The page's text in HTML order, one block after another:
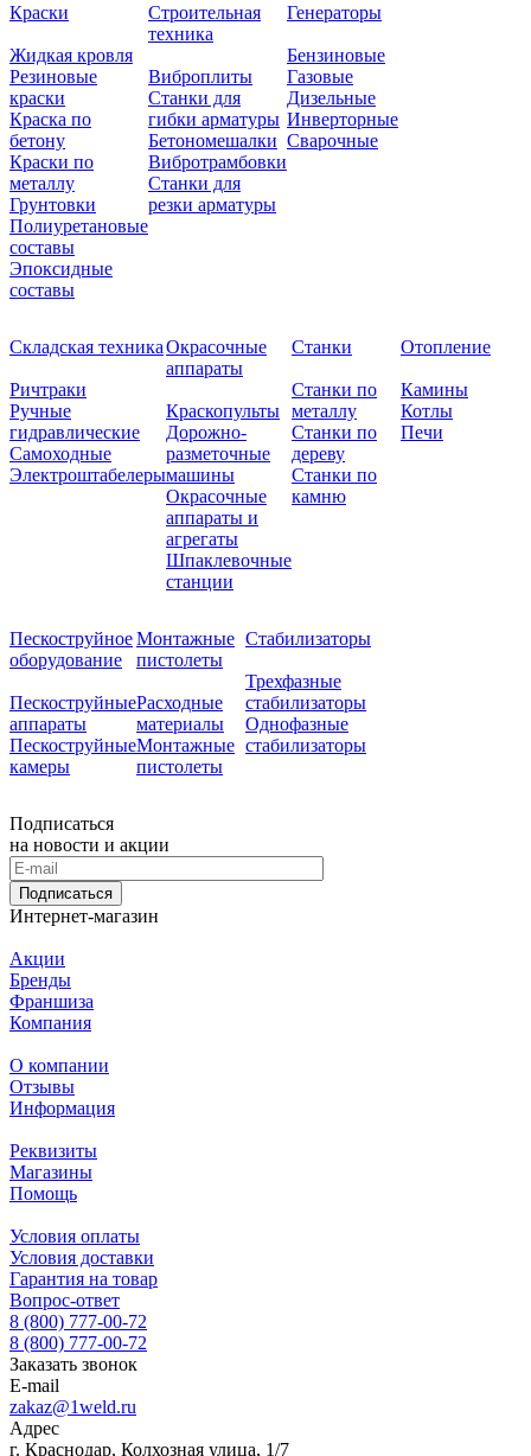
Краски
Жидкая кровля
Резиновые
краски
Краска по
бетону
Краски по
металлу
Грунтовки
Полиуретановые
составы
Эпоксидные
составы
Строительная
техника
Виброплиты
Станки для
гибки арматуры
Бетономешалки
Вибротрамбовки
Станки для
резки арматуры
Генераторы
Бензиновые
Газовые
Дизельные
Инверторные
Сварочные
Складская техника
Ричтраки
Ручные
гидравлические
Самоходные
Электроштабелеры
Окрасочные
аппараты
Краскопульты
Дорожно-
разметочные
машины
Окрасочные
аппараты и
агрегаты
Шпаклевочные
станции
Станки
Станки по
металлу
Станки по
дереву
Станки по
камню
Отопление
Камины
Котлы
Печи
Пескоструйное
оборудование
Пескоструйные
аппараты
Пескоструйные
камеры
Монтажные
пистолеты
Расходные
материалы
Монтажные
пистолеты
Стабилизаторы
Трехфазные
стабилизаторы
Однофазные
стабилизаторы
Подписаться
на новости и акции
Подписаться
Интернет-магазин
Акции
Бренды
Франшиза
Компания
О компании
Отзывы
Информация
Реквизиты
Магазины
Помощь
Условия оплаты
Условия доставки
Гарантия на товар
Вопрос-ответ
8 (800) 777-00-72
8 (800) 777-00-72
Заказать звонок
E-mail
zakaz@1weld.ru
Адрес
г. Краснодар, Колхозная улица, 1/7